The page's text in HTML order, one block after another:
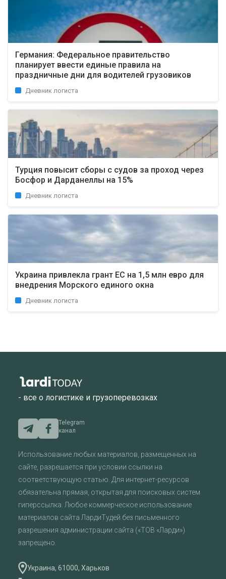
Германия: Федеральное правительство
планирует ввести единые правила на
праздничные дни для водителей грузовиков
Дневник логиста
Турция повысит сборы с судов за проход через
Босфор и Дарданеллы на 15%
Дневник логиста
Украина привлекла грант ЕС на 1,5 млн евро для
внедрения Морского единого окна
Дневник логиста
- все о логистике и грузоперевозках
Telegram
канал
Использование любых материалов, размещенных на
сайте, разрешается при условии ссылки на
соответствующую статью. Для интернет-ресурсов
обязательна прямая, открытая для поисковых систем
гиперссылка. Любое коммерческое использование
материалов сайта ЛардиТудей без письменного
разрешения администрации сайта («ТОВ «Ларди»)
запрещено.
Украина, 61000, Харьков